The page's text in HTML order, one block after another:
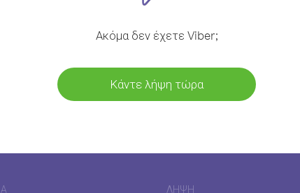
Ακόμα δεν έχετε Viber;
Κάντε λήψη τώρα
ΛΉΨΗ